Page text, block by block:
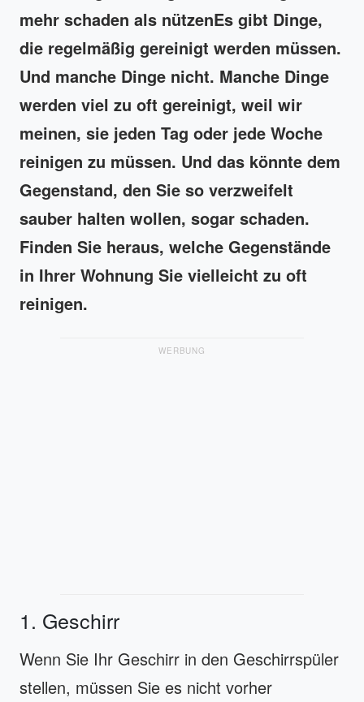
mehr schaden als nützenEs gibt Dinge,
die regelmäßig gereinigt werden müssen.
Und manche Dinge nicht. Manche Dinge
werden viel zu oft gereinigt, weil wir
meinen, sie jeden Tag oder jede Woche
reinigen zu müssen. Und das könnte dem
Gegenstand, den Sie so verzweifelt
sauber halten wollen, sogar schaden.
Finden Sie heraus, welche Gegenstände
in Ihrer Wohnung Sie vielleicht zu oft
reinigen.
WERBUNG
1. Geschirr
Wenn Sie Ihr Geschirr in den Geschirrspüler
stellen, müssen Sie es nicht vorher